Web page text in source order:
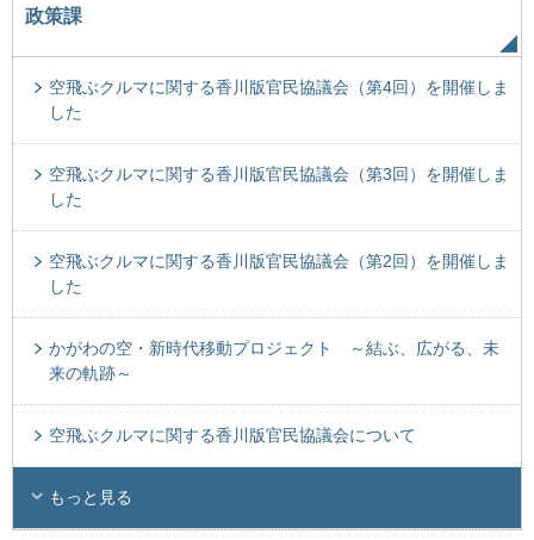
政策課
空飛ぶクルマに関する香川版官民協議会（第4回）を開催しま
した
空飛ぶクルマに関する香川版官民協議会（第3回）を開催しま
した
空飛ぶクルマに関する香川版官民協議会（第2回）を開催しま
した
かがわの空・新時代移動プロジェクト ～結ぶ、広がる、未
来の軌跡～
空飛ぶクルマに関する香川版官民協議会について
もっと見る